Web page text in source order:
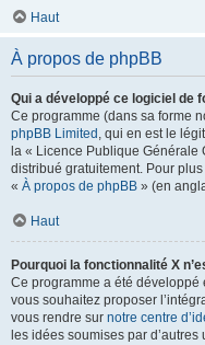
Haut
À propos de phpBB
Qui a développé ce logiciel de
Ce programme (dans sa forme
phpBB Limited , qui en est le
la « Licence Publique Générale
distribué gratuitement. Pour
« À propos de phpBB » (en
Haut
Pourquoi la fonctionnalité X
Ce programme a été développé
vous souhaitez proposer
vous rendre sur notre centre
les idées soumises par